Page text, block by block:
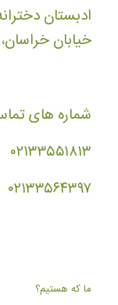
ادبستان
خیابان خراسان،
شماره های
۰۲۱۳۳۵۵۱۸۱۳
۰۲۱۳۳۵۶۴۳۹۷
ما که هستیم؟